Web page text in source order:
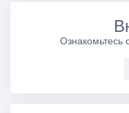
Ознакомьтесь